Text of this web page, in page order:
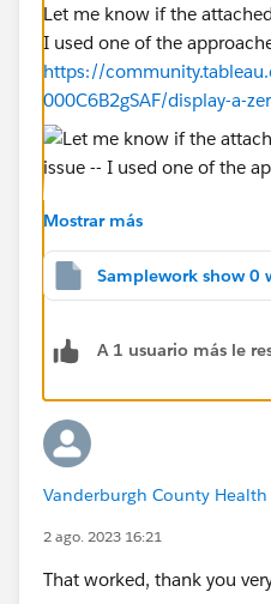
Let me know if the
I used one of the
https://
000C6B2gSAF/display-a-
Mostrar más
Samplework show 0
A 1 usuario más le
Vanderburgh County
2 ago. 2023 16:21
That worked, thank you